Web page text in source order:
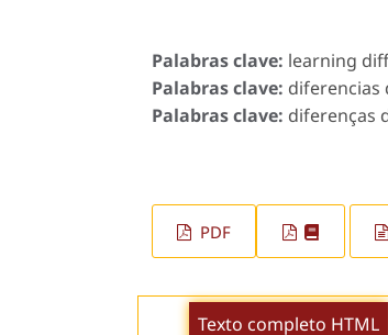
Palabras clave: learning
Palabras clave: diferencias
Palabras clave: diferenças
PDF
Texto completo HTML